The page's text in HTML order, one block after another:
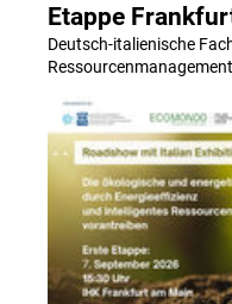
Etappe
Deutsch-italienische